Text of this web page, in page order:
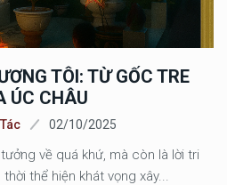
TÔI: TỪ GỐC TRE
ÚC CHÂU
02/10/2025
về quá khứ, mà còn là lời tri
thể hiện khát vọng xây...